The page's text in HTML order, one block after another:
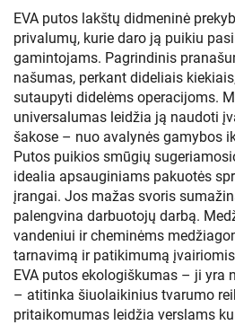
prikabintiems
automobiliams, jachtoms,
kajakams, plaukiojimo
platformai
EVA putos lakštų didmeninė
privalumų, kurie daro ją puikiu
gamintojams. Pagrindinis
našumas, perkant dideliais
sutaupyti didelėms operacijoms.
universalumas leidžia ją naudoti
šakose – nuo avalynės gamybos
Putos puikios smūgių
idealia apsauginiams pakuotės
įrangai. Jos mažas svoris
palengvina darbuotojų darbą.
vandeniui ir cheminėms
tarnavimą ir patikimumą
EVA putos ekologiškumas – ji yra
– atitinka šiuolaikinius tvarumo
pritaikomumas leidžia verslams